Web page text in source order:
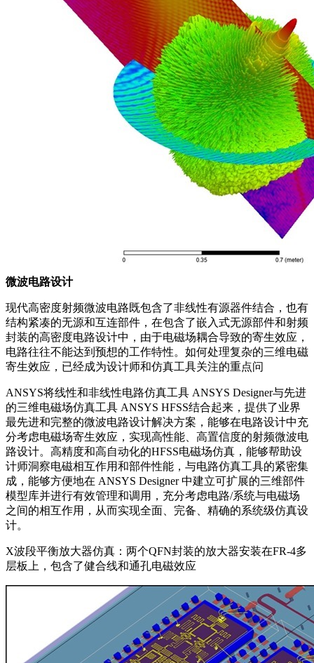
微波电路设计
现代高密度射频微波电路既包含了非线性有源器件结合，也有
结构紧凑的无源和互连部件，在包含了嵌入式无源部件和射频
封装的高密度电路设计中，由于电磁场耦合导致的寄生效应，
电路往往不能达到预想的工作特性。如何处理复杂的三维电磁
寄生效应，已经成为设计师和仿真工具关注的重点问
ANSYS将线性和非线性电路仿真工具 ANSYS Designer与先进
的三维电磁场仿真工具 ANSYS HFSS结合起来，提供了业界
最先进和完整的微波电路设计解决方案，能够在电路设计中充
分考虑电磁场寄生效应，实现高性能、高置信度的射频微波电
路设计。高精度和高自动化的HFSS电磁场仿真，能够帮助设
计师洞察电磁相互作用和部件性能，与电路仿真工具的紧密集
成，能够方便地在 ANSYS Designer 中建立可扩展的三维部件
模型库并进行有效管理和调用，充分考虑电路/系统与电磁场
之间的相互作用，从而实现全面、完备、精确的系统级仿真设
计。
X波段平衡放大器仿真：两个QFN封装的放大器安装在FR-4多
层板上，包含了健合线和通孔电磁效应